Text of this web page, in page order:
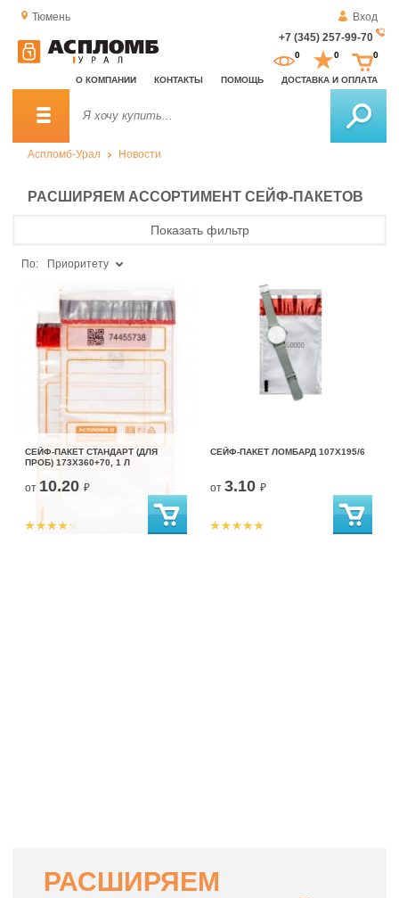
Тюмень
Вход
+7 (345) 257-99-70
О КОМПАНИИ КОНТАКТЫ ПОМОЩЬ ДОСТАВКА И ОПЛАТА
0 0 0
Аспломб-Урал Новости
РАСШИРЯЕМ АССОРТИМЕНТ СЕЙФ-ПАКЕТОВ
Показать фильтр
По: Приоритету
СЕЙФ-ПАКЕТ СТАНДАРТ (ДЛЯ
ПРОБ) 173X360+70, 1 Л
от 10.20 ₽
СЕЙФ-ПАКЕТ ЛОМБАРД 107X195/6
от 3.10 ₽
РАСШИРЯЕМ